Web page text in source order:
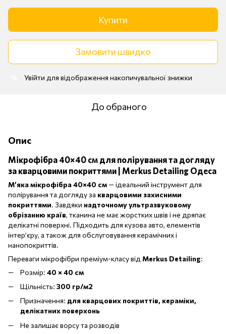
Купити
Замовити швидко
Увійти для відображення накопичувальної знижки
До обраного
Опис
Мікрофібра 40×40 см для полірування та догляду
за кварцовими покриттями | Merkus Detailing Одеса
М’яка мікрофібра 40×40 см— ідеальний інструмент для
полірування та догляду за кварцовими захисними
покриттями. Завдяки надточному ультразвуковому
обрізанню країв, тканина не має жорстких швів і не дряпає
делікатні поверхні. Підходить для кузова авто, елементів
інтер’єру, а також для обслуговування керамічних і
нанопокриттів.
Переваги мікрофібри преміум-класу від Merkus Detailing:
Розмір: 40 × 40 см
Щільність: 300 гр/м2
Призначення: для кварцових покриттів, кераміки,
делікатних поверхонь
Не залишає ворсу та розводів